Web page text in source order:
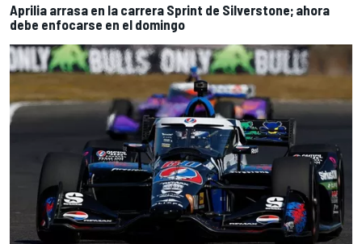
Aprilia arrasa en la carrera Sprint de Silverstone; ahora
debe enfocarse en el domingo